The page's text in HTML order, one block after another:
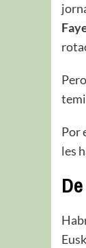
Por
les